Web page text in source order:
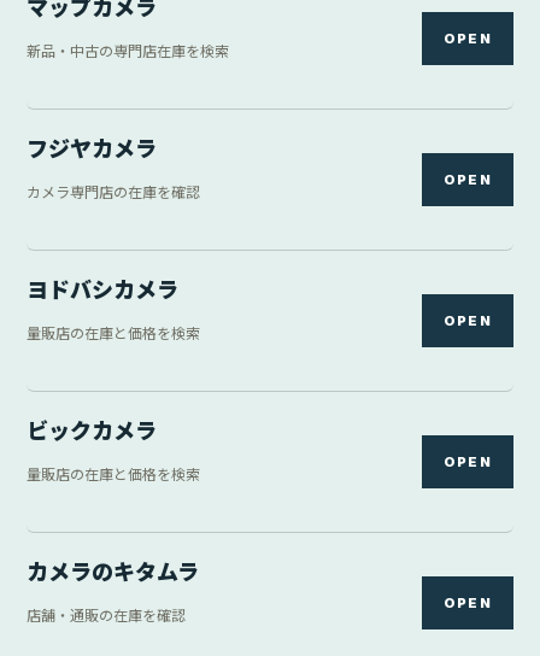
マップカメラ
新品・中古の専門店在庫を検索
OPEN
フジヤカメラ
カメラ専門店の在庫を確認
OPEN
ヨドバシカメラ
量販店の在庫と価格を検索
OPEN
ビックカメラ
量販店の在庫と価格を検索
OPEN
カメラのキタムラ
店舗・通販の在庫を確認
OPEN